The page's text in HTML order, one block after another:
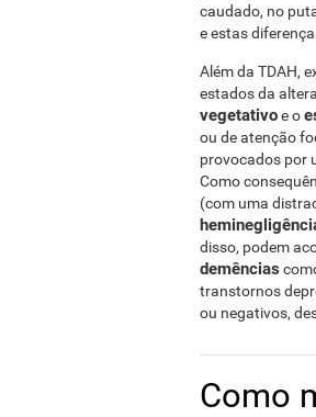
caudado, no
e estas
Além da TDAH,
estados da
vegetativoe o
ou de atenção
provocados por
Como
(com uma
disso, podem
demências
transtornos
ou negativos,
Como